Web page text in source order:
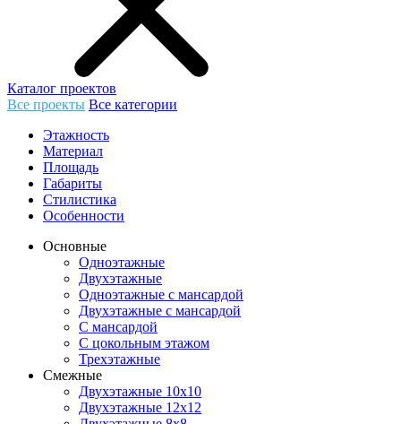
Каталог проектов
Все проекты Все категории
Этажность
Материал
Площадь
Габариты
Стилистика
Особенности
Основные
Одноэтажные
Двухэтажные
Одноэтажные с мансардой
Двухэтажные с мансардой
С мансардой
С цокольным этажом
Трехэтажные
Смежные
Двухэтажные 10х10
Двухэтажные 12х12